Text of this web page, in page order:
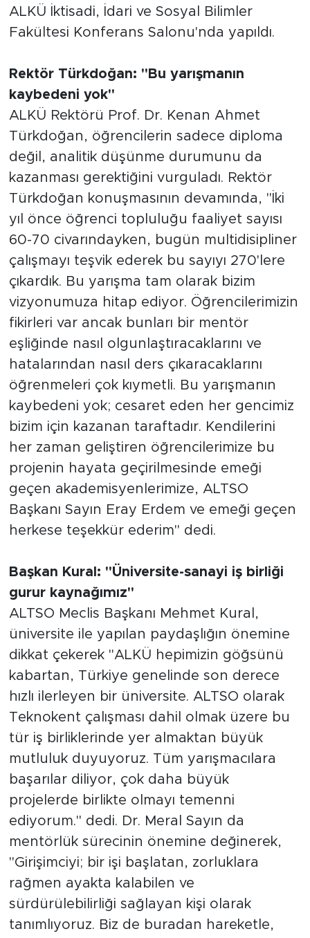
ALKÜ İktisadi, İdari ve Sosyal Bilimler
Fakültesi Konferans Salonu'nda yapıldı.
Rektör Türkdoğan: "Bu yarışmanın
kaybedeni yok"
ALKÜ Rektörü Prof. Dr. Kenan Ahmet
Türkdoğan, öğrencilerin sadece diploma
değil, analitik düşünme durumunu da
kazanması gerektiğini vurguladı. Rektör
Türkdoğan konuşmasının devamında, "İki
yıl önce öğrenci topluluğu faaliyet sayısı
60-70 civarındayken, bugün multidisipliner
çalışmayı teşvik ederek bu sayıyı 270'lere
çıkardık. Bu yarışma tam olarak bizim
vizyonumuza hitap ediyor. Öğrencilerimizin
fikirleri var ancak bunları bir mentör
eşliğinde nasıl olgunlaştıracaklarını ve
hatalarından nasıl ders çıkaracaklarını
öğrenmeleri çok kıymetli. Bu yarışmanın
kaybedeni yok; cesaret eden her gencimiz
bizim için kazanan taraftadır. Kendilerini
her zaman geliştiren öğrencilerimize bu
projenin hayata geçirilmesinde emeği
geçen akademisyenlerimize, ALTSO
Başkanı Sayın Eray Erdem ve emeği geçen
herkese teşekkür ederim" dedi.
Başkan Kural: "Üniversite-sanayi iş birliği
gurur kaynağımız"
ALTSO Meclis Başkanı Mehmet Kural,
üniversite ile yapılan paydaşlığın önemine
dikkat çekerek "ALKÜ hepimizin göğsünü
kabartan, Türkiye genelinde son derece
hızlı ilerleyen bir üniversite. ALTSO olarak
Teknokent çalışması dahil olmak üzere bu
tür iş birliklerinde yer almaktan büyük
mutluluk duyuyoruz. Tüm yarışmacılara
başarılar diliyor, çok daha büyük
projelerde birlikte olmayı temenni
ediyorum." dedi. Dr. Meral Sayın da
mentörlük sürecinin önemine değinerek,
"Girişimciyi; bir işi başlatan, zorluklara
rağmen ayakta kalabilen ve
sürdürülebilirliği sağlayan kişi olarak
tanımlıyoruz. Biz de buradan hareketle,